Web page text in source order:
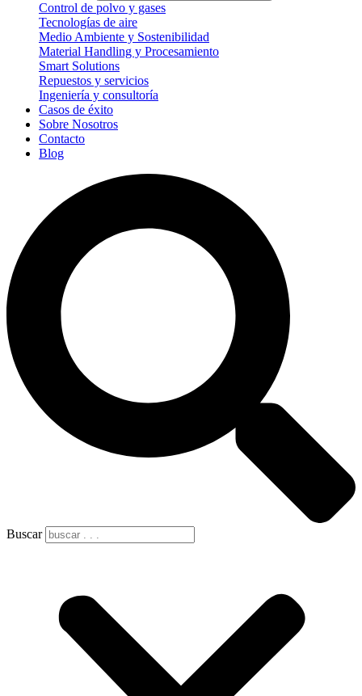
Control de polvo y gases
Tecnologías de aire
Medio Ambiente y Sostenibilidad
Material Handling y Procesamiento
Smart Solutions
Repuestos y servicios
Ingeniería y consultoría
Casos de éxito
Sobre Nosotros
Contacto
Blog
Buscar